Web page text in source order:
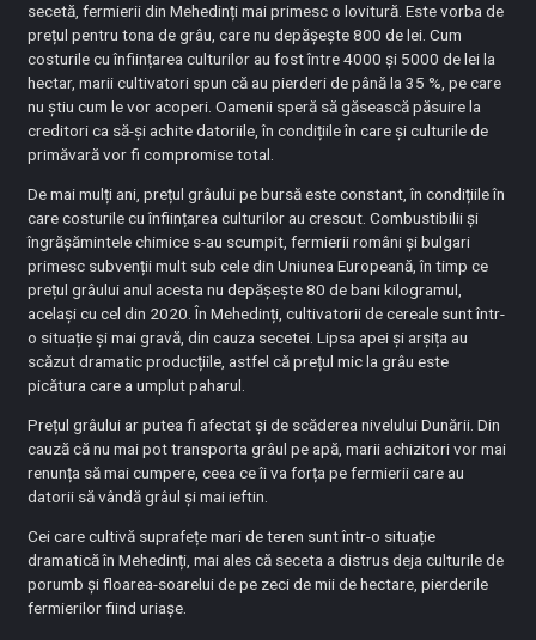
secetă, fermierii din Mehedinți mai primesc o lovitură. Este vorba de
prețul pentru tona de grâu, care nu depășește 800 de lei. Cum
costurile cu înființarea culturilor au fost între 4000 și 5000 de lei la
hectar, marii cultivatori spun că au pierderi de până la 35 %, pe care
nu știu cum le vor acoperi. Oamenii speră să găsească păsuire la
creditori ca să-și achite datoriile, în condițiile în care și culturile de
primăvară vor fi compromise total.
De mai mulți ani, prețul grâului pe bursă este constant, în condițiile în
care costurile cu înființarea culturilor au crescut. Combustibilii și
îngrășămintele chimice s-au scumpit, fermierii români și bulgari
primesc subvenții mult sub cele din Uniunea Europeană, în timp ce
prețul grâului anul acesta nu depășește 80 de bani kilogramul,
același cu cel din 2020. În Mehedinți, cultivatorii de cereale sunt într-
o situație și mai gravă, din cauza secetei. Lipsa apei și arșița au
scăzut dramatic producțiile, astfel că prețul mic la grâu este
picătura care a umplut paharul.
Prețul grâului ar putea fi afectat și de scăderea nivelului Dunării. Din
cauză că nu mai pot transporta grâul pe apă, marii achizitori vor mai
renunța să mai cumpere, ceea ce îi va forța pe fermierii care au
datorii să vândă grâul și mai ieftin.
Cei care cultivă suprafețe mari de teren sunt într-o situație
dramatică în Mehedinți, mai ales că seceta a distrus deja culturile de
porumb și floarea-soarelui de pe zeci de mii de hectare, pierderile
fermierilor fiind uriașe.